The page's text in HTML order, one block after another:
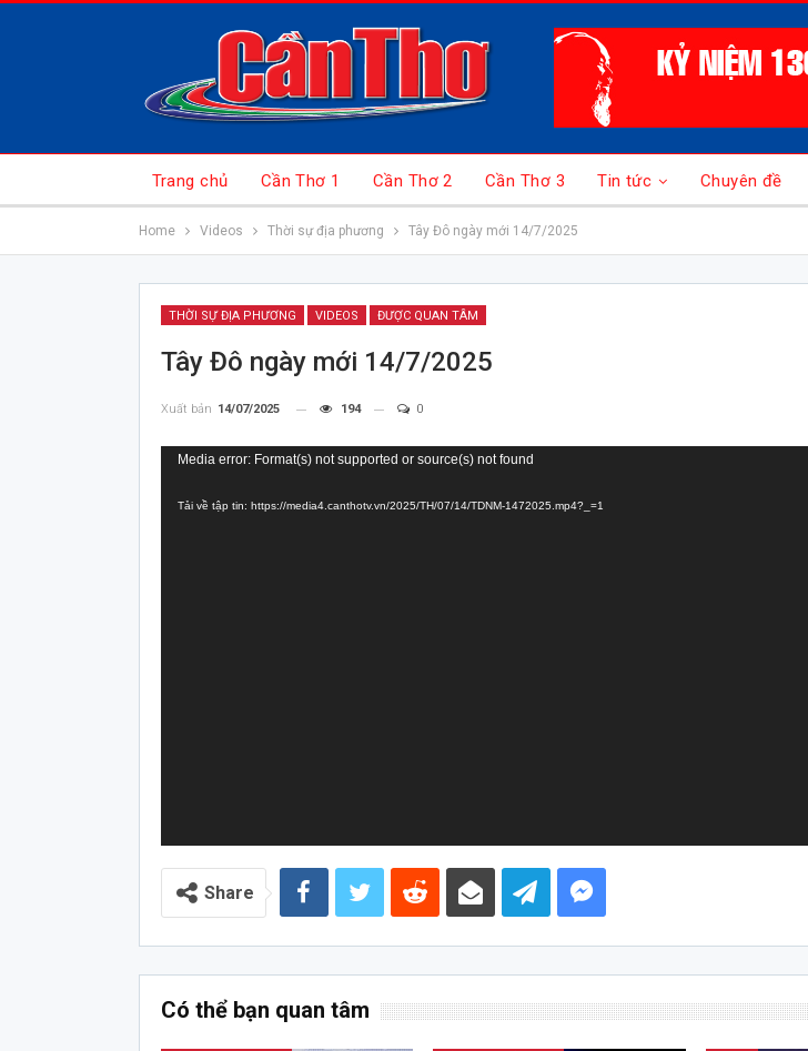
Trang chủ Cần Thơ 1 Cần Thơ 2 Cần Thơ 3 Tin tức Chuyên đề
Home Videos Thời sự địa phương Tây Đô ngày mới 14/7/2025
THỜI SỰ ĐỊA PHƯƠNG VIDEOS ĐƯỢC QUAN TÂM
Tây Đô ngày mới 14/7/2025
Xuất bản 14/07/2025 194 0
Trình
Video
Media error: Format(s) not supported or source(s) not found
Tải về tập tin: https://media4.canthotv.vn/2025/TH/07/14/TDNM-1472025.mp4?_=1
Share
Có thể bạn quan tâm